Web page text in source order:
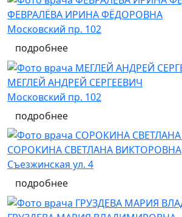
ФЕВРАЛЁВА ИРИНА ФЁДОРОВНА
Московский пр. 102
подробнее
МЕГЛЕЙ АНДРЕЙ СЕРГЕЕВИЧ
Московский пр. 102
подробнее
СОРОКИНА СВЕТЛАНА ВИКТОРОВНА
Съезжинская ул. 4
подробнее